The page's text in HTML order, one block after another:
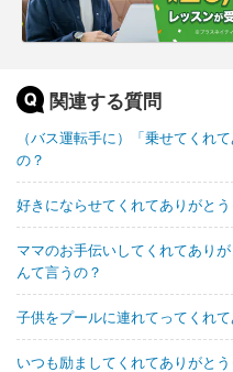
関連する質問
（バス運転手に）「乗せてくれ
の？
好きにならせてくれてありがと
ママのお手伝いしてくれてあり
んて言うの？
子供をプールに連れてってくれ
いつも励ましてくれてありがと